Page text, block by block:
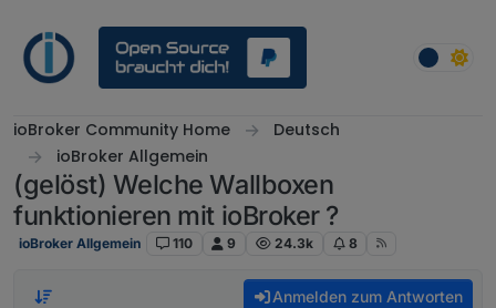
ioBroker Community Home
Deutsch
ioBroker Allgemein
(gelöst) Welche Wallboxen
funktionieren mit ioBroker ?
ioBroker Allgemein 110 9 24.3k 8
Anmelden zum Antworten